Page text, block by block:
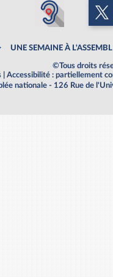
UNE SEMAINE À
©Tous droits
Accessibilité : partiellement
nationale - 126 Rue de